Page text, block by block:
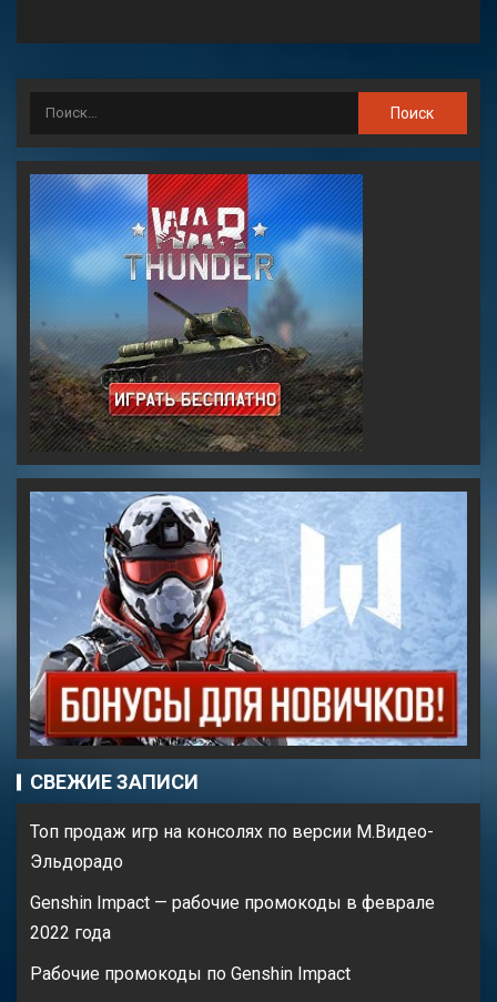
СВЕЖИЕ ЗАПИСИ
Топ продаж игр на консолях по версии М.Видео-
Эльдорадо
Genshin Impact — рабочие промокоды в феврале
2022 года
Рабочие промокоды по Genshin Impact